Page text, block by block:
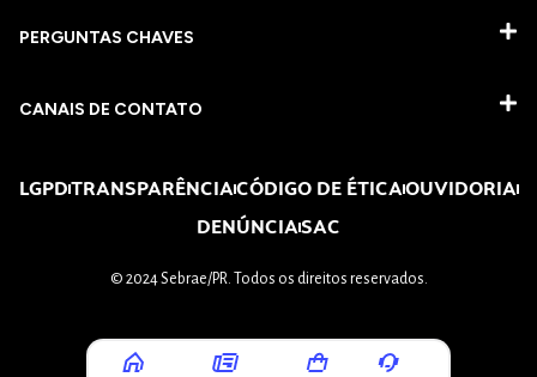
PERGUNTAS CHAVES​
CANAIS DE CONTATO
LGPDTRANSPARÊNCIACÓDIGO DE ÉTICAOUVIDORIA
DENÚNCIASAC
© 2024 Sebrae/PR. Todos os direitos reservados.